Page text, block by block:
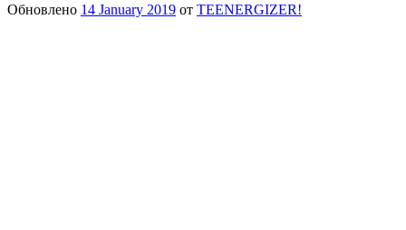
Обновлено 14 January 2019 от TEENERGIZER!